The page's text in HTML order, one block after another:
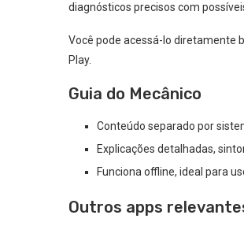
diagnósticos precisos com
Você pode acessá-lo diretamente
Play.
Guia do Mecânico
Conteúdo separado por
Explicações detalhadas,
Funciona offline, ideal para
Outros apps